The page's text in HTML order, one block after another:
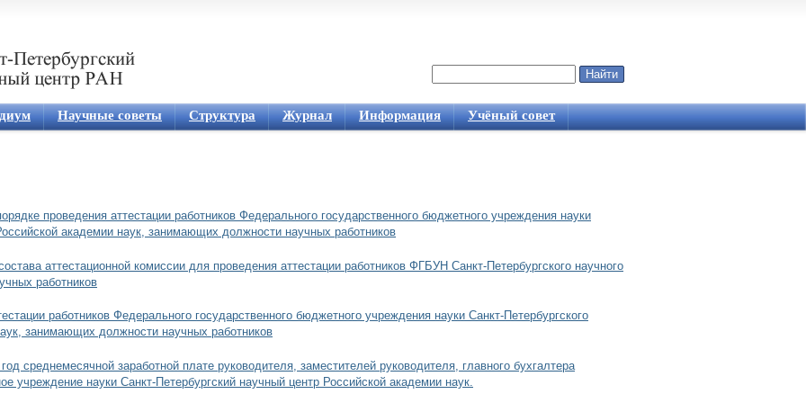
Форма поиска
Научные советы Структура Журнал Информация Учёный совет
проведения аттестации работников Федерального государственного бюджетного учреждения науки
академии наук, занимающих должности научных работников
аттестационной комиссии для проведения аттестации работников ФГБУН Санкт-Петербургского научного
работников
работников Федерального государственного бюджетного учреждения науки Санкт-Петербургского
занимающих должности научных работников
среднемесячной заработной плате руководителя, заместителей руководителя, главного бухгалтера
учреждение науки Санкт-Петербургский научный центр Российской академии наук.